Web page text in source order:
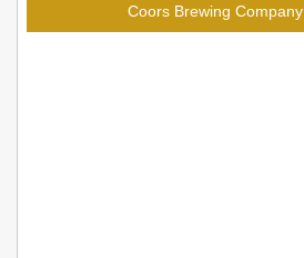
Coors Brewing Company